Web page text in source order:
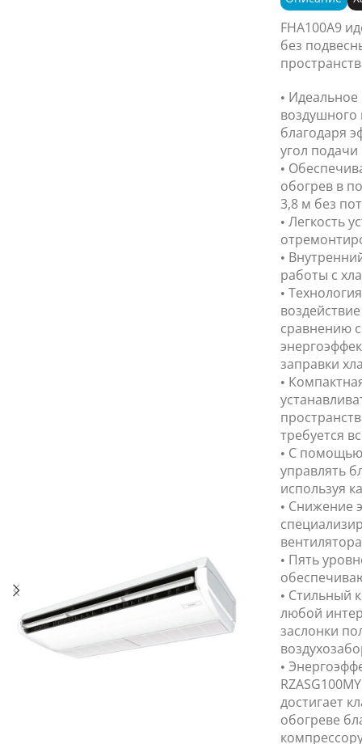
FHA100A9
без
•
благодаря
угол подачи
•
обогрев в
3,8 м без
• Легкость
•
работы с
•
сравнению
заправки
•
требуется
• С
управлять
используя
• Снижение
• Пять
• Стильный
любой
заслонки
•
достигает
обогреве